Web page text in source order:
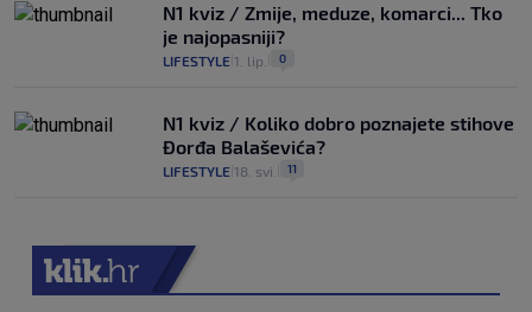
N1 kviz / Zmije, meduze, komarci... Tko
je najopasniji?
LIFESTYLE 1. lip. 0
N1 kviz / Koliko dobro poznajete stihove
Đorđa Balaševića?
LIFESTYLE 18. svi. 11